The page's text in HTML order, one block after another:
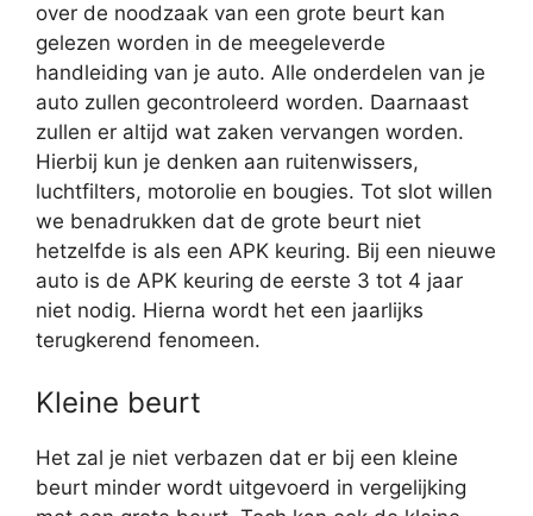
over de noodzaak van een grote beurt kan
gelezen worden in de meegeleverde
handleiding van je auto. Alle onderdelen van je
auto zullen gecontroleerd worden. Daarnaast
zullen er altijd wat zaken vervangen worden.
Hierbij kun je denken aan ruitenwissers,
luchtfilters, motorolie en bougies. Tot slot willen
we benadrukken dat de grote beurt niet
hetzelfde is als een APK keuring. Bij een nieuwe
auto is de APK keuring de eerste 3 tot 4 jaar
niet nodig. Hierna wordt het een jaarlijks
terugkerend fenomeen.
Kleine beurt
Het zal je niet verbazen dat er bij een kleine
beurt minder wordt uitgevoerd in vergelijking